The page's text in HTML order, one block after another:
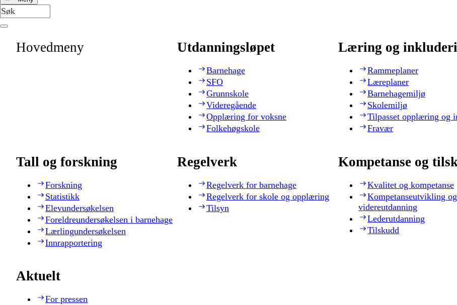
Hovedmeny Utdanningsløpet
Barnehage
SFO
Grunnskole
Videregående
Opplæring for voksne
Folkehøgskole
Læring og
Rammeplaner
Læreplaner
Barnehagemiljø
Skolemiljø
Tilpasset opplæring og
Fravær
Tall og forskning
Forskning
Statistikk
Elevundersøkelsen
Foreldreundersøkelsen i barnehage
Lærlingundersøkelsen
Innrapportering
Regelverk
Regelverk for barnehage
Regelverk for skole og opplæring
Tilsyn
Kompetanse og
Kvalitet og kompetanse
Kompetanseutvikling og
videreutdanning
Lederutdanning
Tilskudd
Aktuelt
For pressen